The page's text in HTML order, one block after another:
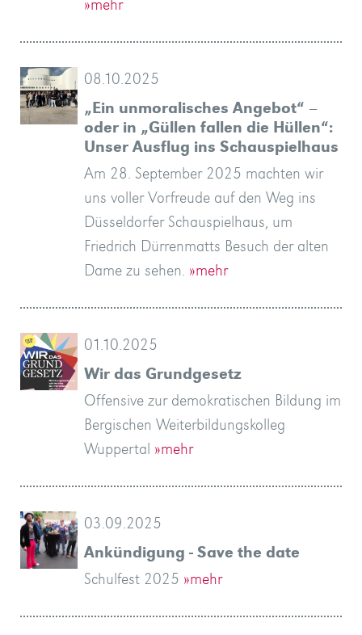
»mehr
08.10.2025
„Ein unmoralisches Angebot“ –
oder in „Güllen fallen die Hüllen“:
Unser Ausflug ins Schauspielhaus
Am 28. September 2025 machten wir
uns voller Vorfreude auf den Weg ins
Düsseldorfer Schauspielhaus, um
Friedrich Dürrenmatts Besuch der alten
Dame zu sehen. »mehr
01.10.2025
Wir das Grundgesetz
Offensive zur demokratischen Bildung im
Bergischen Weiterbildungskolleg
Wuppertal »mehr
03.09.2025
Ankündigung - Save the date
Schulfest 2025 »mehr